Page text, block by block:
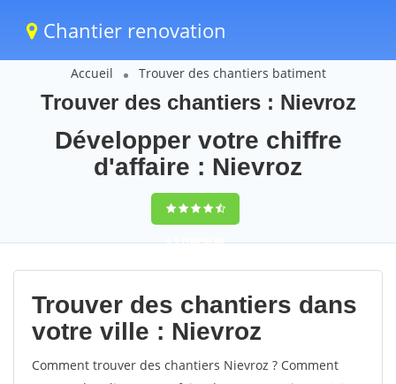
Chantier renovation
Accueil Trouver des chantiers batiment
Trouver des chantiers : Nievroz
Développer votre chiffre
d'affaire : Nievroz
9,5(100%)60
votes
Trouver des chantiers dans
votre ville : Nievroz
Comment trouver des chantiers Nievroz ? Comment